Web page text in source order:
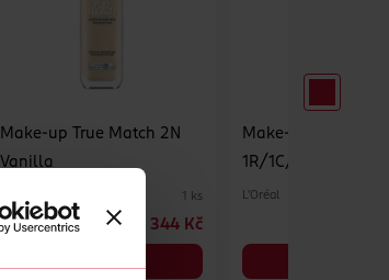
Make-up True Match 2N
Vanilla
1 ks
344 Kč
Make-up True
1R/1C/1K
L'Oréal